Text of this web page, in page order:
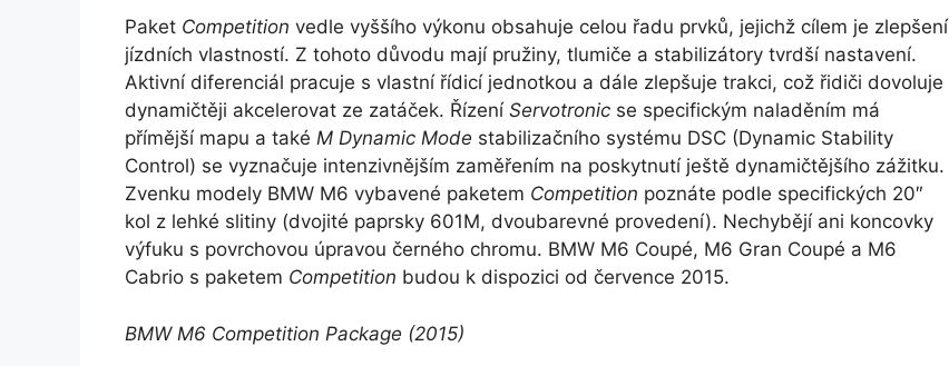
Paket Competition vedle vyššího výkonu obsahuje celou řadu prvků, jejichž cílem je zlepšení
jízdních vlastností. Z tohoto důvodu mají pružiny, tlumiče a stabilizátory tvrdší nastavení.
Aktivní diferenciál pracuje s vlastní řídicí jednotkou a dále zlepšuje trakci, což řidiči dovoluje
dynamičtěji akcelerovat ze zatáček. Řízení Servotronic se specifickým naladěním má
přímější mapu a také M Dynamic Mode stabilizačního systému DSC (Dynamic Stability
Control) se vyznačuje intenzivnějším zaměřením na poskytnutí ještě dynamičtějšího zážitku.
Zvenku modely BMW M6 vybavené paketem Competition poznáte podle specifických 20″
kol z lehké slitiny (dvojité paprsky 601M, dvoubarevné provedení). Nechybějí ani koncovky
výfuku s povrchovou úpravou černého chromu. BMW M6 Coupé, M6 Gran Coupé a M6
Cabrio s paketem Competition budou k dispozici od července 2015.
BMW M6 Competition Package (2015)